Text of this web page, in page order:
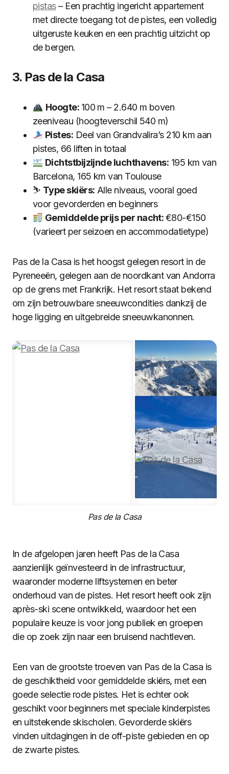
pistas– Een prachtig ingericht appartement
met directe toegang tot de pistes, een volledig
uitgeruste keuken en een prachtig uitzicht op
de bergen.
3. Pas de la Casa
Hoogte: 100 m – 2.640 m boven
zeeniveau (hoogteverschil 540 m)
Pistes: Deel van Grandvalira’s 210 km aan
pistes, 66 liften in totaal
Dichtstbijzijnde luchthavens: 195 km van
Barcelona, 165 km van Toulouse
⛷️ Type skiërs: Alle niveaus, vooral goed
voor gevorderden en beginners
Gemiddelde prijs per nacht:€80-€150
(varieert per seizoen en accommodatietype)
Pas de la Casa is het hoogst gelegen resort in de
Pyreneeën, gelegen aan de noordkant van Andorra
op de grens met Frankrijk. Het resort staat bekend
om zijn betrouwbare sneeuwcondities dankzij de
hoge ligging en uitgebreide sneeuwkanonnen.
Pas de la Casa
In de afgelopen jaren heeft Pas de la Casa
aanzienlijk geïnvesteerd in de infrastructuur,
waaronder moderne liftsystemen en beter
onderhoud van de pistes. Het resort heeft ook zijn
après-ski scene ontwikkeld, waardoor het een
populaire keuze is voor jong publiek en groepen
die op zoek zijn naar een bruisend nachtleven.
Een van de grootste troeven van Pas de la Casa is
de geschiktheid voor gemiddelde skiërs, met een
goede selectie rode pistes. Het is echter ook
geschikt voor beginners met speciale kinderpistes
en uitstekende skischolen. Gevorderde skiërs
vinden uitdagingen in de off-piste gebieden en op
de zwarte pistes.